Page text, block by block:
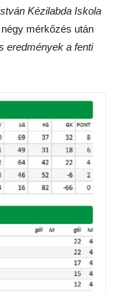
Kézilabda Iskola
mérkőzés után
eredmények a fenti